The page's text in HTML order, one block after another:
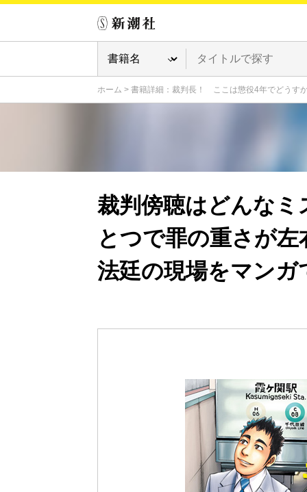
ホーム > 書籍詳細：裁判長！ ここは懲役4年でどうす
裁判傍聴はどんな
とつで罪の重さが
法廷の現場をマンガ